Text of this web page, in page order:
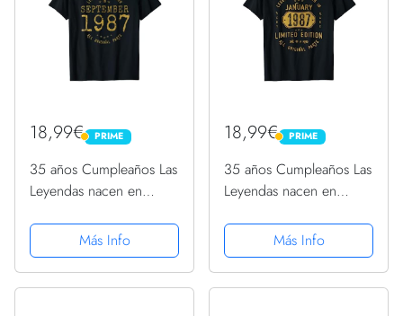
18,99€ PRIME
PRIME
35 años Cumpleaños Las
Leyendas nacen en
CamisetaMás Info
18,99€ PRIME
PRIME
35 años Cumpleaños Las
Leyendas nacen en
Más Info